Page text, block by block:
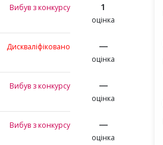
Вибув з конкурсу
1
оцінка
Дискваліфіковано
—
оцінка
Вибув з конкурсу
—
оцінка
Вибув з конкурсу
—
оцінка